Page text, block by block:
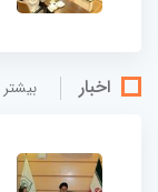
اخبار بيشتر